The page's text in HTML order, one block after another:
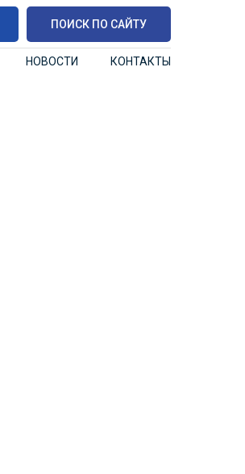
ПОИСК ПО САЙТУ
НОВОСТИ КОНТАКТЫ